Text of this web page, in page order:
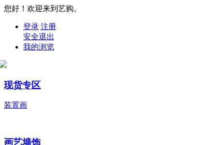
您好！欢迎来到艺购。
登录 注册
安全退出
我的浏览
现货专区
装置画
画艺墙饰